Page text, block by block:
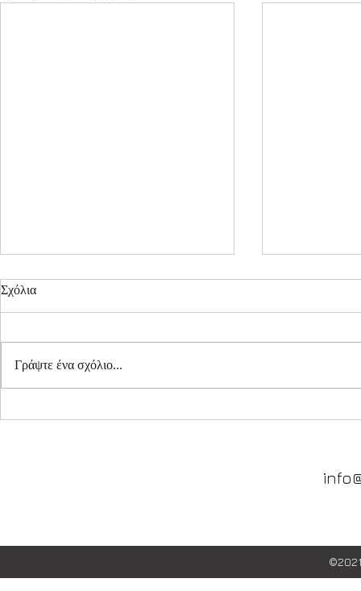
Σχόλια
Γράψτε ένα σχόλιο...
©2021